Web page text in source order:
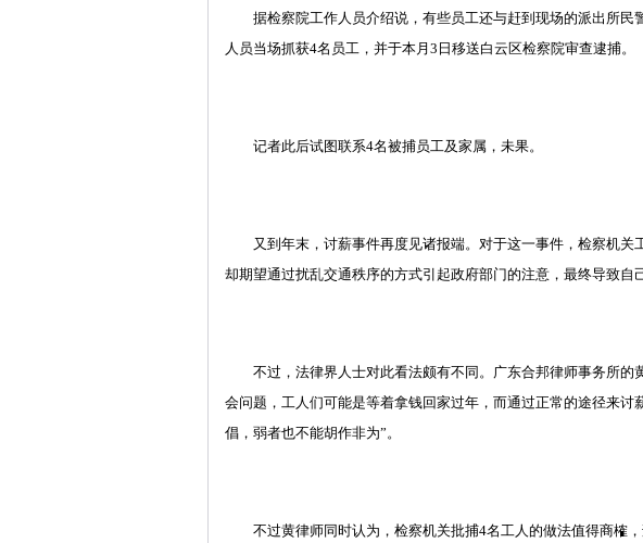
据检察院工作人员介绍说，有些员工还与赶到现场的派出所民
人员当场抓获4名员工，并于本月3日移送白云区检察院审查逮捕。
记者此后试图联系4名被捕员工及家属，未果。
又到年末，讨薪事件再度见诸报端。对于这一事件，检察机关
却期望通过扰乱交通秩序的方式引起政府部门的注意，最终导致自
不过，法律界人士对此看法颇有不同。广东合邦律师事务所的
会问题，工人们可能是等着拿钱回家过年，而通过正常的途径来
倡，弱者也不能胡作非为”。
不过黄律师同时认为，检察机关批捕4名工人的做法值得商榷，